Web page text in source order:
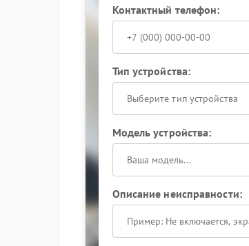
Контактный телефон:
Тип устройства:
Выберите тип устройства
Модель устройства:
Описание неисправности: